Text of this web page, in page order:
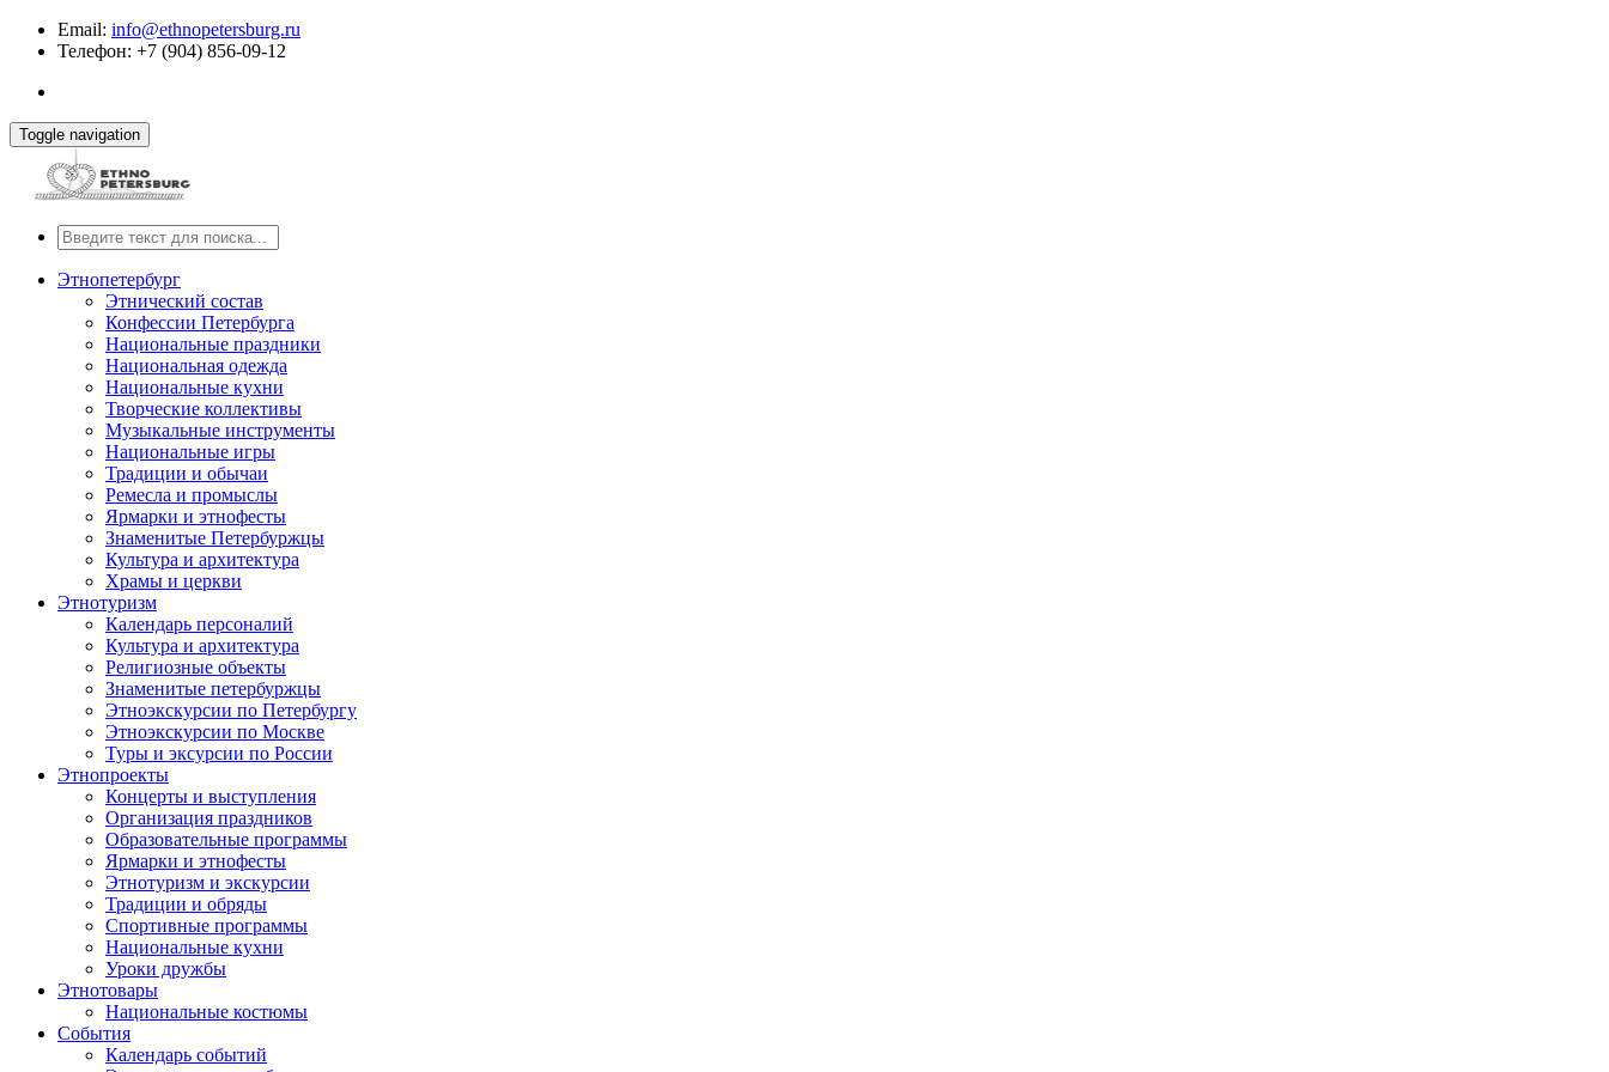
Email: info@ethnopetersburg.ru
Телефон: +7 (904) 856-09-12
Toggle navigation
Этнопетербург
Этнический состав
Конфессии Петербурга
Национальные праздники
Национальная одежда
Национальные кухни
Творческие коллективы
Музыкальные инструменты
Национальные игры
Традиции и обычаи
Ремесла и промыслы
Ярмарки и этнофесты
Знаменитые Петербуржцы
Культура и архитектура
Храмы и церкви
Этнотуризм
Календарь персоналий
Культура и архитектура
Религиозные объекты
Знаменитые петербуржцы
Этноэкскурсии по Петербургу
Этноэкскурсии по Москве
Туры и эксурсии по России
Этнопроекты
Концерты и выступления
Организация праздников
Образовательные программы
Ярмарки и этнофесты
Этнотуризм и экскурсии
Традиции и обряды
Спортивные программы
Национальные кухни
Уроки дружбы
Этнотовары
Национальные костюмы
События
Календарь событий